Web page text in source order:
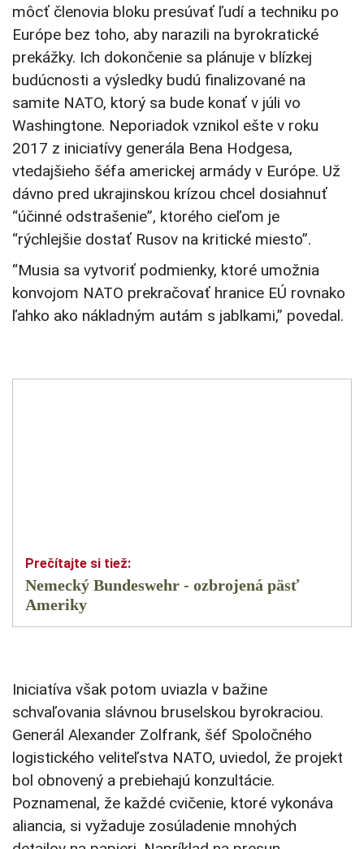
môcť členovia bloku presúvať ľudí a techniku po
Európe bez toho, aby narazili na byrokratické
prekážky. Ich dokončenie sa plánuje v blízkej
budúcnosti a výsledky budú finalizované na
samite NATO, ktorý sa bude konať v júli vo
Washingtone. Neporiadok vznikol ešte v roku
2017 z iniciatívy generála Bena Hodgesa,
vtedajšieho šéfa americkej armády v Európe. Už
dávno pred ukrajinskou krízou chcel dosiahnuť
“účinné odstrašenie”, ktorého cieľom je
“rýchlejšie dostať Rusov na kritické miesto”.
“Musia sa vytvoriť podmienky, ktoré umožnia
konvojom NATO prekračovať hranice EÚ rovnako
ľahko ako nákladným autám s jablkami,” povedal.
Nemecký Bundeswehr - ozbrojená päsť
Ameriky
Iniciatíva však potom uviazla v bažine
schvaľovania slávnou bruselskou byrokraciou.
Generál Alexander Zolfrank, šéf Spoločného
logistického veliteľstva NATO, uviedol, že projekt
bol obnovený a prebiehajú konzultácie.
Poznamenal, že každé cvičenie, ktoré vykonáva
aliancia, si vyžaduje zosúladenie mnohých